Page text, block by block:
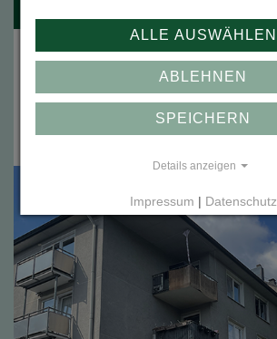
2 Millionen EUR
3 % Zins p. a.
Laufzeit bis zu 5 Jahre
ALLE AUSWÄHLEN
ABLEHNEN
SPEICHERN
Details anzeigen
Impressum | Datenschutz